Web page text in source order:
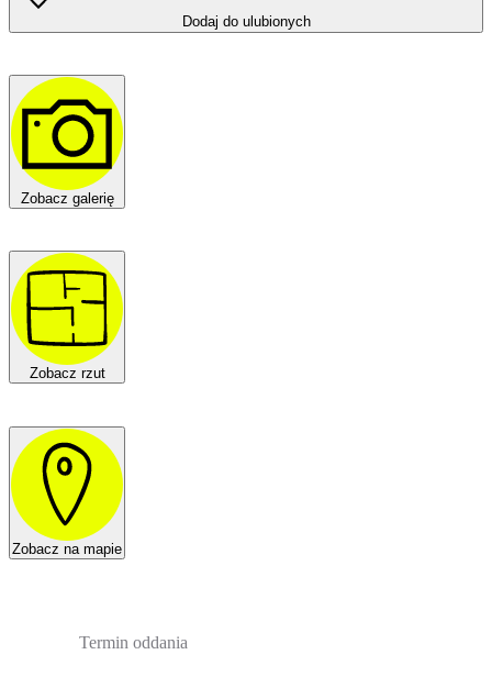
Dodaj do ulubionych
Zobacz galerię
Zobacz rzut
Zobacz na mapie
Termin oddania